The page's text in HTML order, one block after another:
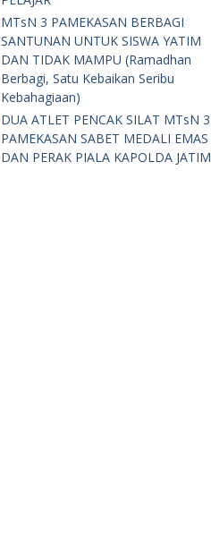
MTsN 3 PAMEKASAN BERBAGI
SANTUNAN UNTUK SISWA YATIM
DAN TIDAK MAMPU (Ramadhan
Berbagi, Satu Kebaikan Seribu
Kebahagiaan)
DUA ATLET PENCAK SILAT MTsN 3
PAMEKASAN SABET MEDALI EMAS
DAN PERAK PIALA KAPOLDA JATIM